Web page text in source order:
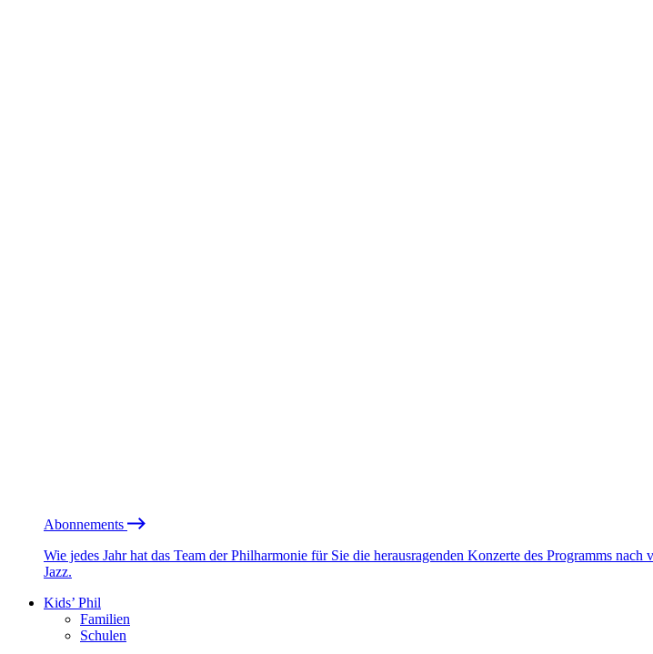
Abonnements
Wie jedes Jahr hat das Team der Philharmonie für Sie die herausragenden Konzerte des Programms
Jazz.
Kids’ Phil
Familien
Schulen